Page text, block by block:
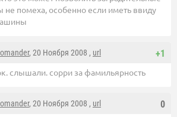
помеха, особенно если иметь ввиду
+1
, 20 Ноября 2008 , url
слышали. сорри за фамильярность
0
, 20 Ноября 2008 , url